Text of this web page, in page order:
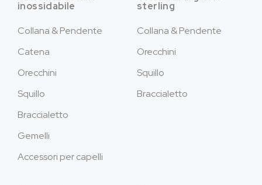
inossidabile
Collana & Pendente
Catena
Orecchini
Squillo
Braccialetto
Gemelli
Accessori per capelli
sterling
Collana & Pendente
Orecchini
Squillo
Braccialetto